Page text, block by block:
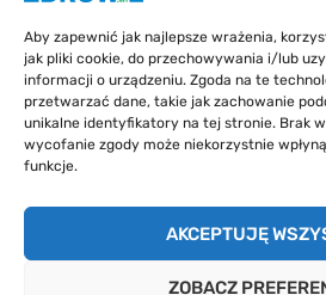
Aby zapewnić jak najlepsze wrażenia,
jak pliki cookie, do przechowywania i/lub
informacji o urządzeniu. Zgoda na te
przetwarzać dane, takie jak zachowanie
unikalne identyfikatory na tej stronie. Brak
wycofanie zgody może niekorzystnie
funkcje.
AKCEPTUJĘ
ZOBACZ
wszelkie informacje nie stanowią
nie zastąpią wizyty u lekarza. Z tego
i wydawca serwisu nie mogą ponieść
odpowiedzialności wynikającej z
informacji zamieszczonych w
prowadzi konsultacji medycznej w
O nas
Polityka plików cookies